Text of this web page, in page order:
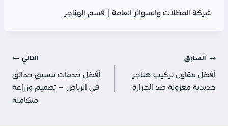
شركة المظلات والسواتر العامة | قسم الهناجر
تصفّح
المقالات
السابق
أفضل مقاول تركيب هناجر
حديدية معزولة ضد الحرارة
التالي
أفضل خدمات تنسيق حدائق
في الرياض – تصميم وزراعة
متكاملة